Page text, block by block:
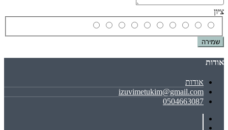
ציון
שמירה
אודות
אודות
izuvimetukim@gmail.com
0504663087